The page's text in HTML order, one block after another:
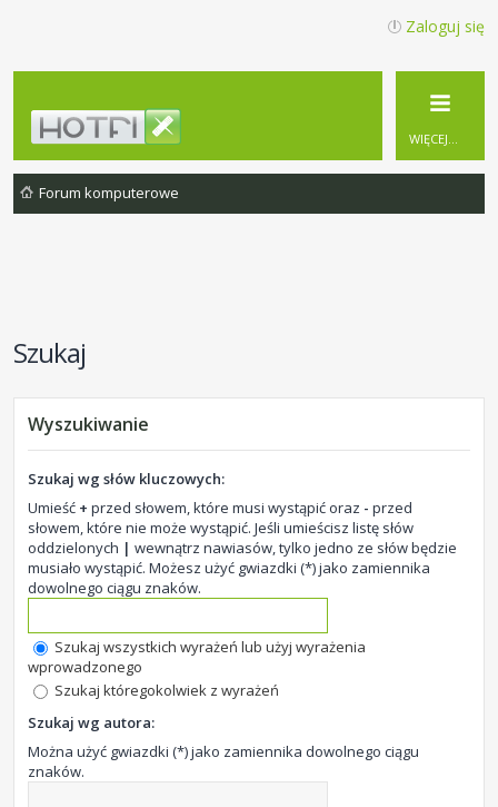
Zaloguj się
WIĘCEJ…
Forum komputerowe
Szukaj
Wyszukiwanie
Szukaj wg słów kluczowych:
Umieść + przed słowem, które musi wystąpić oraz - przed
słowem, które nie może wystąpić. Jeśli umieścisz listę słów
oddzielonych | wewnątrz nawiasów, tylko jedno ze słów będzie
musiało wystąpić. Możesz użyć gwiazdki (*) jako zamiennika
dowolnego ciągu znaków.
Szukaj wszystkich wyrażeń lub użyj wyrażenia
wprowadzonego
Szukaj któregokolwiek z wyrażeń
Szukaj wg autora:
Można użyć gwiazdki (*) jako zamiennika dowolnego ciągu
znaków.